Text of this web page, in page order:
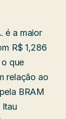
é a maior
R$ 1,286
que
relação ao
BRAM